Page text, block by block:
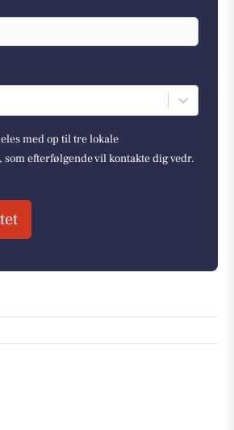
med op til tre lokale
efterfølgende vil kontakte dig vedr.